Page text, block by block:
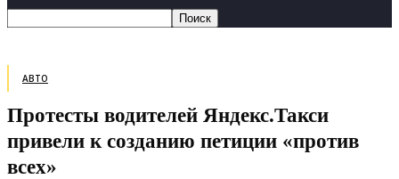
АВТО
Протесты водителей Яндекс.Такси
привели к созданию петиции «против
всех»